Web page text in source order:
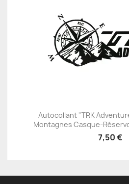
Autocollant "TRK
Montagnes Casque-
7,50 €